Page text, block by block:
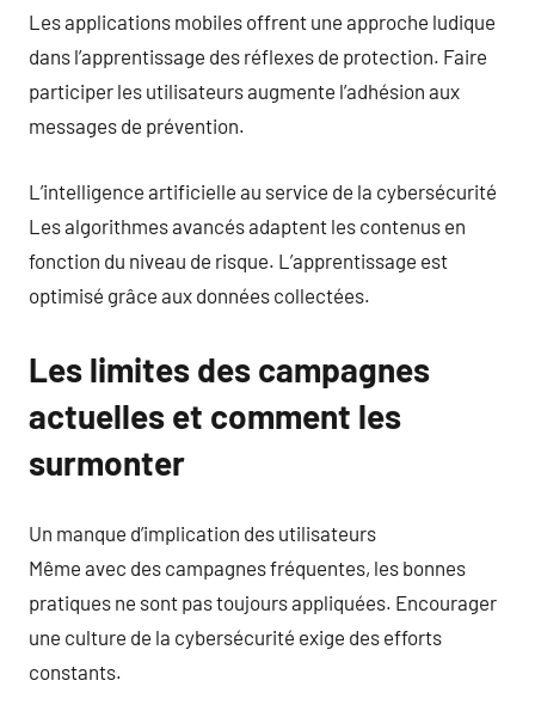
Les applications mobiles offrent une approche ludique
dans l’apprentissage des réflexes de protection. Faire
participer les utilisateurs augmente l’adhésion aux
messages de prévention.
L’intelligence artificielle au service de la cybersécurité
Les algorithmes avancés adaptent les contenus en
fonction du niveau de risque. L’apprentissage est
optimisé grâce aux données collectées.
Les limites des campagnes
actuelles et comment les
surmonter
Un manque d’implication des utilisateurs
Même avec des campagnes fréquentes, les bonnes
pratiques ne sont pas toujours appliquées. Encourager
une culture de la cybersécurité exige des efforts
constants.